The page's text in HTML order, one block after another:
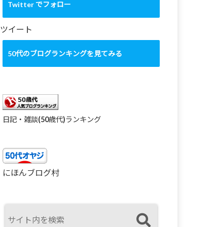
イ
ブ
Twitter でフォロー
ツイート
50代のブログランキングを見てみる
日記・雑談(50歳代)ランキング
にほんブログ村